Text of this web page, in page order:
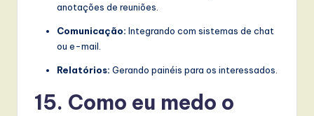
anotações de reuniões.
Comunicação: Integrando com sistemas de chat
ou e-mail.
Relatórios: Gerando painéis para os interessados.
15. Como eu medo o